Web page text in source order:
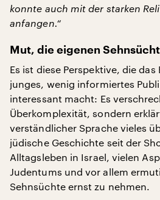
konnte auch mit der starken
anfangen.“
Mut, die eigenen
Es ist diese Perspektive, die
junges, wenig informiertes
interessant macht: Es
Überkomplexität, sondern
verständlicher Sprache vieles
jüdische Geschichte seit der
Alltagsleben in Israel, vielen
Judentums und vor allem
Sehnsüchte ernst zu nehmen.